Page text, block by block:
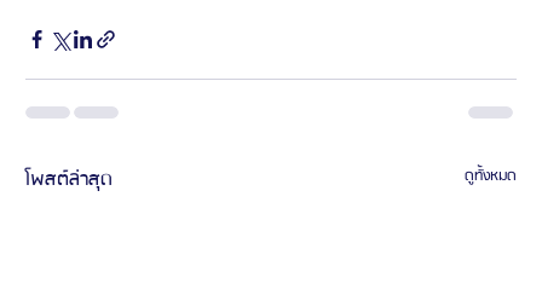
โพสต์ล่าสุด ดูทั้งหมด